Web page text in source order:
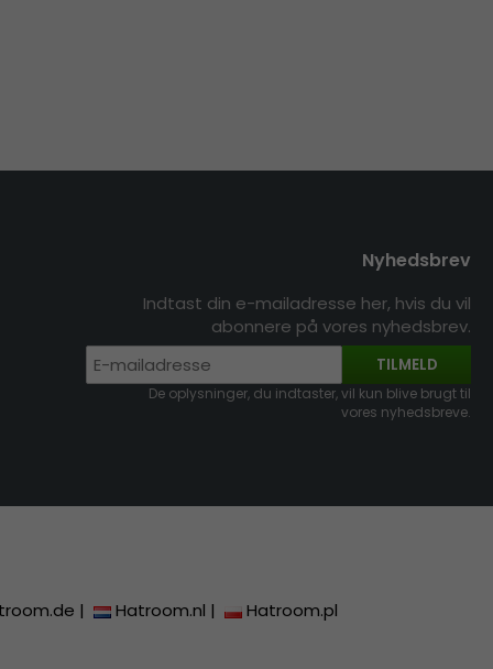
Nyhedsbrev
Indtast din e-mailadresse her, hvis du vil
abonnere på vores nyhedsbrev.
TILMELD
De oplysninger, du indtaster, vil kun blive brugt til
vores nyhedsbreve.
| Hatroom.nl | Hatroom.pl